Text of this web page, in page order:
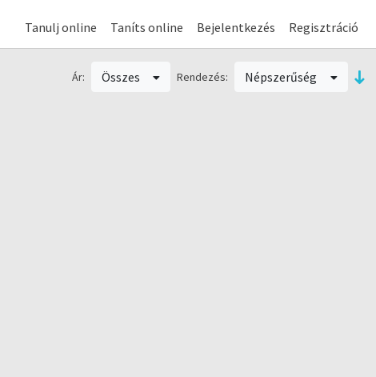
Tanulj online Taníts online Bejelentkezés Regisztráció
Ár: Összes Rendezés: Népszerűség